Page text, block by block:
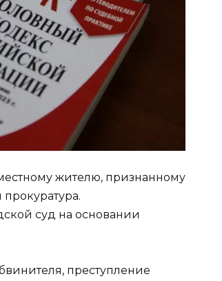
жителю, признанному
суд на основании
преступление